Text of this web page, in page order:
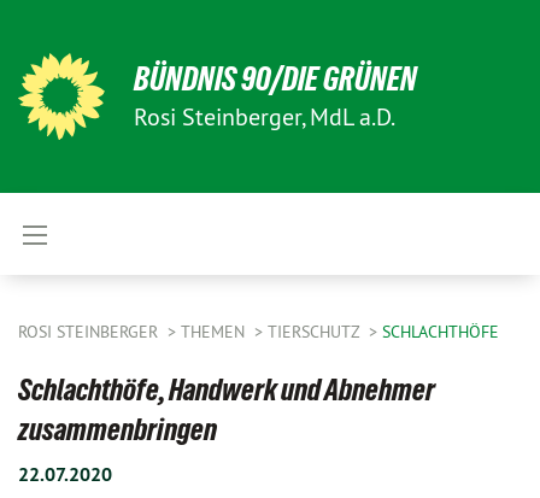
BÜNDNIS 90/DIE GRÜNEN
Rosi Steinberger, MdL a.D.
ROSI STEINBERGER THEMEN TIERSCHUTZ SCHLACHTHÖFE
Schlachthöfe, Handwerk und Abnehmer
zusammenbringen
22.07.2020